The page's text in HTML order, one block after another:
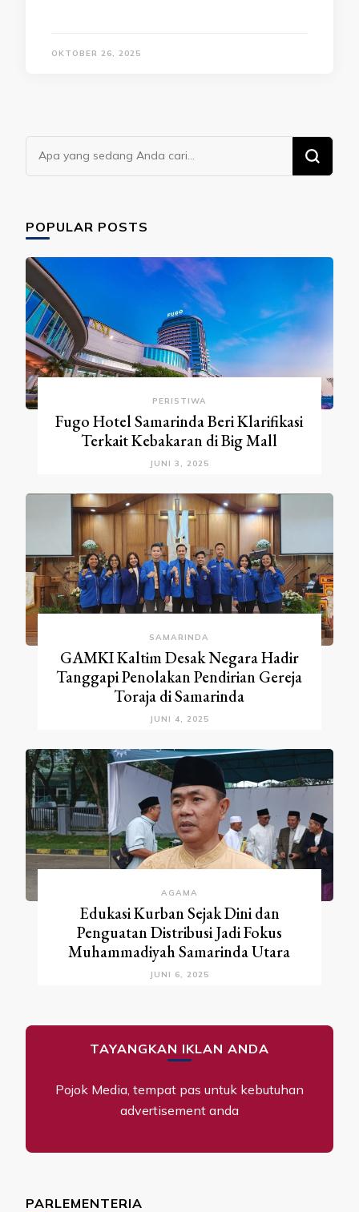
OKTOBER 26, 2025
Mencari
Sesuatu?
POPULAR POSTS
PERISTIWA
Fugo Hotel Samarinda Beri Klarifikasi
Terkait Kebakaran di Big Mall
JUNI 3, 2025
SAMARINDA
GAMKI Kaltim Desak Negara Hadir
Tanggapi Penolakan Pendirian Gereja
Toraja di Samarinda
JUNI 4, 2025
AGAMA
Edukasi Kurban Sejak Dini dan
Penguatan Distribusi Jadi Fokus
Muhammadiyah Samarinda Utara
JUNI 6, 2025
TAYANGKAN IKLAN ANDA
Pojok Media, tempat pas untuk kebutuhan
advertisement anda
PARLEMENTERIA